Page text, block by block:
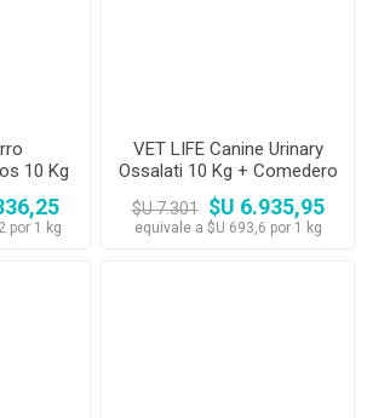
10 Kg
por 1 kg
VET LIFE Canine Urinary
Ossalati 10 Kg + Comedero
$U 7.301 $U 6.935,95
equivale a $U 693,6 por 1 kg